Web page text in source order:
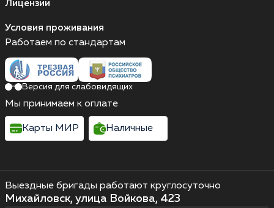
Лицензии
Условия проживания
Выездные бригады работают круглосуточно
Михайловск, улица Войкова, 423
Работаем по стандартам
Версия для слабовидящих
Мы принимаем к оплате
Карты МИР Наличные